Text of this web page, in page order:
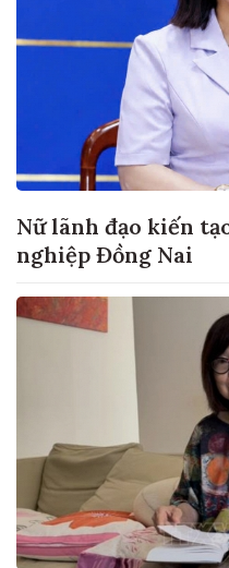
Nữ lãnh đạo kiến
nghiệp Đồng Nai